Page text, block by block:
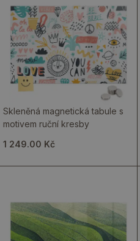
Skleněná magnetická tabule s
motivem ruční kresby
1 249.00 Kč